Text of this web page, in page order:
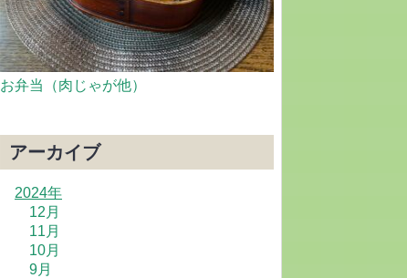
お弁当（肉じゃが他）
アーカイブ
2024年
12月
11月
10月
9月